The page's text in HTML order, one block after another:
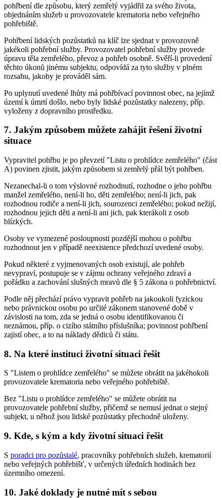
pohřbení dle způsobu, který zemřelý vyjádřil za svého života,
objednáním služeb u provozovatele krematoria nebo veřejného
pohřebiště.
Pohřbení lidských pozůstatků na klíč lze sjednat v provozovně
jakékoli pohřební služby. Provozovatel pohřební služby provede
úpravu těla zemřelého, převoz a pohřeb osobně. Svěří-li provedení
těchto úkonů jinému subjektu, odpovídá za tyto služby v plném
rozsahu, jakoby je prováděl sám.
Po uplynutí uvedené lhůty má pohřbívací povinnost obec, na jejímž
území k úmrtí došlo, nebo byly lidské pozůstatky nalezeny, příp.
vyloženy z dopravního prostředku.
7. Jakým způsobem můžete zahájit řešení životní
situace
Vypravitel pohřbu je po převzetí "Listu o prohlídce zemřelého" (část
A) povinen zjistit, jakým způsobem si zemřelý přál být pohřben.
Nezanechal-li o tom výslovné rozhodnutí, rozhodne o jeho pohřbu
manžel zemřelého, není-li ho, děti zemřelého; není-li jich, pak
rozhodnou rodiče a není-li jich, sourozenci zemřelého; pokud nežijí,
rozhodnou jejich děti a není-li ani jich, pak kterákoli z osob
blízkých.
Osoby ve vymezené posloupnosti pozdější mohou o pohřbu
rozhodnout jen v případě neexistence předchozí uvedené osoby.
Pokud některé z vyjmenovaných osob existují, ale pohřeb
nevypraví, postupuje se v zájmu ochrany veřejného zdraví a
pořádku a zachování slušných mravů dle § 5 zákona o pohřebnictví.
Podle něj přechází právo vypravit pohřeb na jakoukoli fyzickou
nebo právnickou osobu po určité zákonem stanovené době v
závislosti na tom, zda se jedná o osobu identifikovanou či
neznámou, příp. o cizího státního příslušníka; povinnost pohřbení
zajistí obec, a to na náklady dědiců či státu.
8. Na které instituci životní situaci řešit
S "Listem o prohlídce zemřelého" se můžete obrátit na jakéhokoli
provozovatele krematoria nebo veřejného pohřebiště.
Bez "Listu o prohlídce zemřelého" se můžete obrátit na
provozovatele pohřební služby, přičemž se nemusí jednat o stejný
subjekt, u něhož jsou lidské pozůstatky přechodně uloženy.
9. Kde, s kým a kdy životní situaci řešit
S poradci pro pozůstalé, pracovníky pohřebních služeb, krematorií
nebo veřejných pohřebišť, v určených úředních hodinách bez
územního omezení.
10. Jaké doklady je nutné mít s sebou